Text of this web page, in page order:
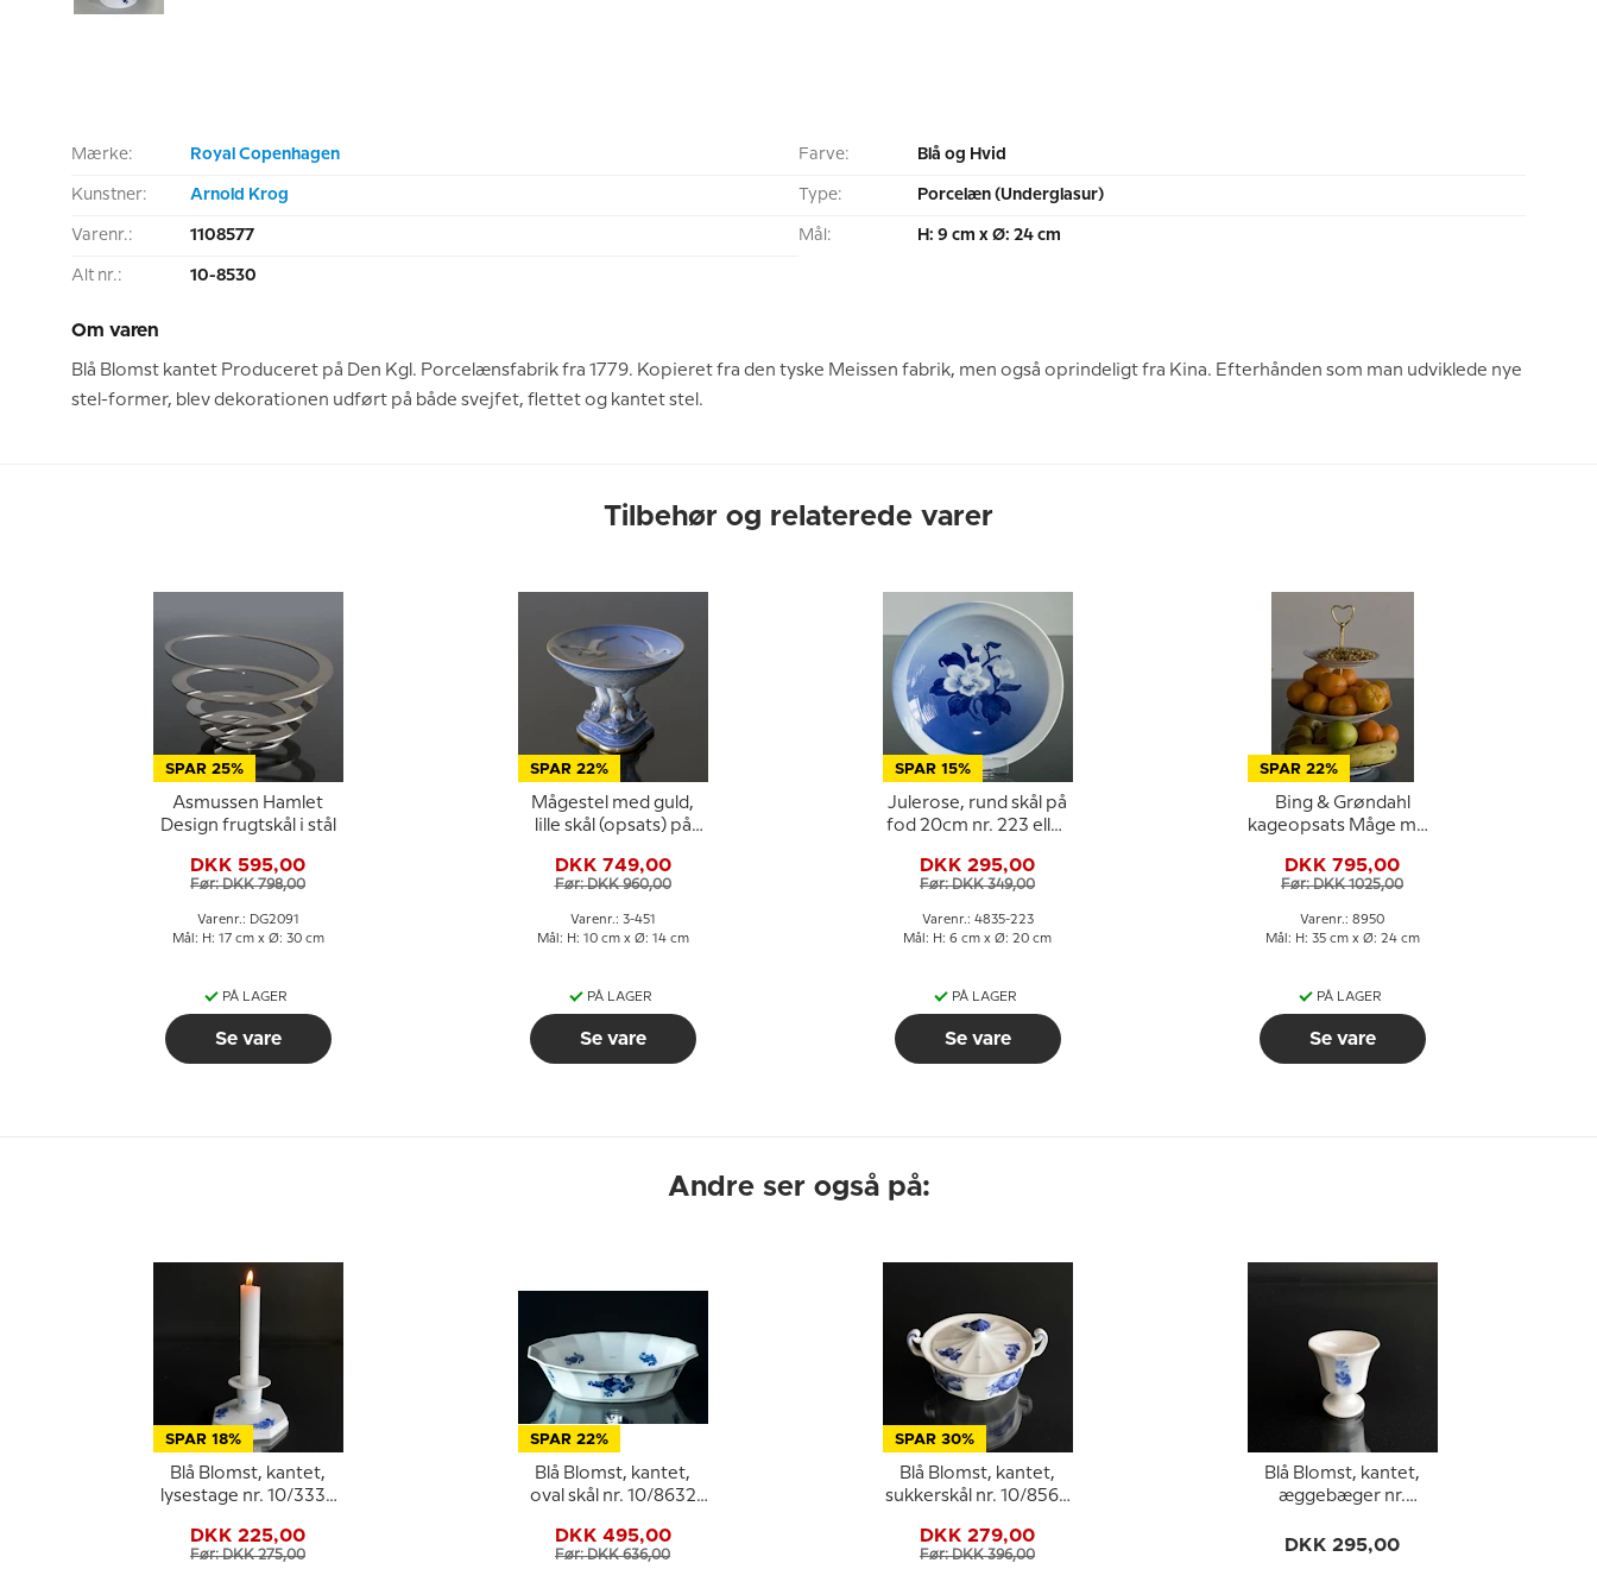
Mærke: Royal Copenhagen
Kunstner: Arnold Krog
Varenr.: 1108577
Alt nr.: 10-8530
Farve: Blå og Hvid
Type: Porcelæn (Underglasur)
Mål: H: 9 cm x Ø: 24 cm
Om varen
Blå Blomst kantet Produceret på Den Kgl. Porcelænsfabrik fra 1779. Kopieret fra den tyske Meissen fabrik, men også oprindeligt fra Kina. Efterhånden som man udviklede nye
stel-former, blev dekorationen udført på både svejfet, flettet og kantet stel.
Tilbehør og relaterede varer
SPAR 25%
Asmussen Hamlet
Design frugtskål i stål
DKK 595,00
Før: DKK 798,00
Varenr.: DG2091
Mål: H: 17 cm x Ø: 30 cm
PÅ LAGER
Se vare
SPAR 22%
Mågestel med guld,
lille skål (opsats) på
delfiner 14cm, Bing &
Grøndahl nr. 451 eller
66
DKK 749,00
Før: DKK 960,00
Varenr.: 3-451
Mål: H: 10 cm x Ø: 14 cm
PÅ LAGER
Se vare
SPAR 15%
Julerose, rund skål på
fod 20cm nr. 223 eller
DKK 295,00
Før: DKK 349,00
Varenr.: 4835-223
Mål: H: 6 cm x Ø: 20 cm
PÅ LAGER
Se vare
SPAR 22%
Bing & Grøndahl
kageopsats Måge med
DKK 795,00
Før: DKK 1025,00
Varenr.: 8950
Mål: H: 35 cm x Ø: 24 cm
PÅ LAGER
Se vare
Andre ser også på:
SPAR 18%
Blå Blomst, kantet,
lysestage nr. 10/3334
DKK 225,00
Før: DKK 275,00
SPAR 22%
Blå Blomst, kantet,
oval skål nr. 10/8632
DKK 495,00
Før: DKK 636,00
SPAR 30%
Blå Blomst, kantet,
sukkerskål nr. 10/8563
DKK 279,00
Før: DKK 396,00
Blå Blomst, kantet,
æggebæger nr.
DKK 295,00